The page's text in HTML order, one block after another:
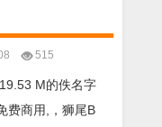
515
M的佚名字
费商用,，狮尾B